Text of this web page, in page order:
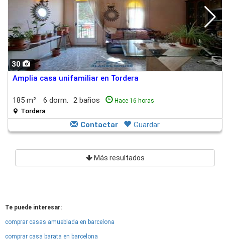
30
Amplia casa unifamiliar en Tordera
185 m² 6 dorm. 2 baños Hace 16 horas
Tordera
Contactar Guardar
Más resultados
Te puede interesar:
comprar casas amueblada en barcelona
comprar casa barata en barcelona